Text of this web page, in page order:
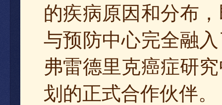
的疾病原因和分布 ，
与预防中心完全融
弗雷德里克癌症研
划的正式合作伙伴。